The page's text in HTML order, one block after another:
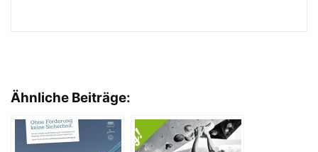
Ähnliche Beiträge: